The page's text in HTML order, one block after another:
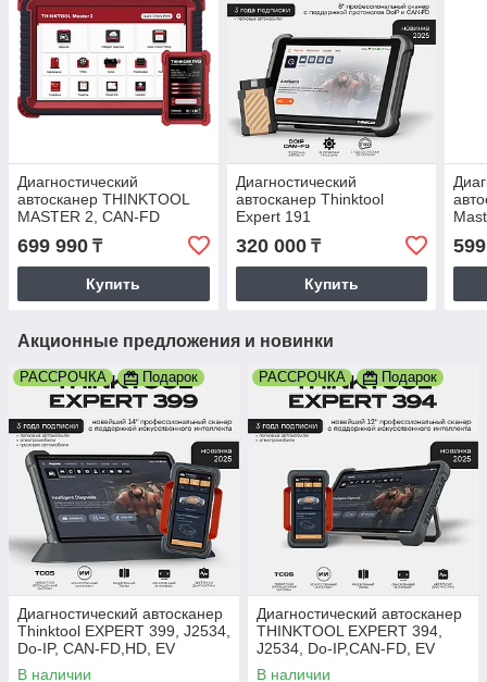
Диагностический
автосканер THINKTOOL
MASTER 2, CAN-FD
699 990 ₸
Купить
Диагностический
автосканер Thinktool
Expert 191
320 000₸
Купить
Акционные предложения и новинки
РАССРОЧКА Подарок
Диагностический автосканер
Thinktool EXPERT 399, J2534,
Do-IP, CAN-FD,HD, EV
В наличии
РАССРОЧКА Подарок
Диагностический автосканер
THINKTOOL EXPERT 394,
J2534, Do-IP,CAN-FD, EV
В наличии